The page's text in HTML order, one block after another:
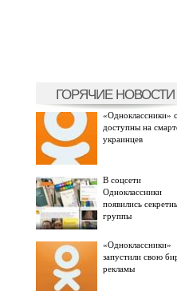
ГОРЯЧИЕ НОВОСТИ
«Одноклассники»
доступны на
украинцев
В соцсети
Одноклассники
появились
группы
«Одноклассники»
запустили свою
рекламы